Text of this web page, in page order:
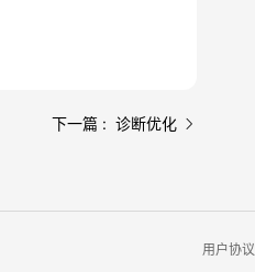
下一篇 : 诊断优化
用户协议